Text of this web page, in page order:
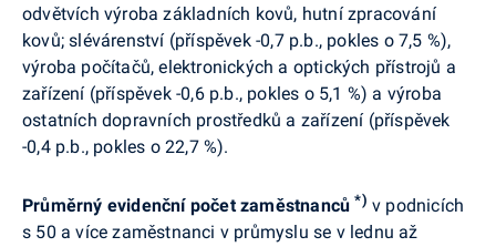
odvětvích výroba základních kovů, hutní zpracování
kovů; slévárenství (příspěvek -0,7 p.b., pokles o 7,5 %),
výroba počítačů, elektronických a optických přístrojů a
zařízení (příspěvek -0,6 p.b., pokles o 5,1 %) a výroba
ostatních dopravních prostředků a zařízení (příspěvek
-0,4 p.b., pokles o 22,7 %).
Průměrný evidenční počet zaměstnanců *) v podnicích
s 50 a více zaměstnanci v průmyslu se v lednu až